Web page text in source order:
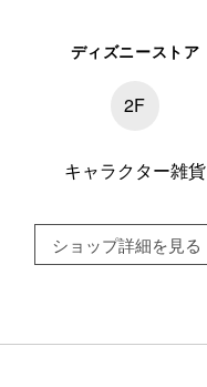
ディズニーストア
2F
キャラクター雑貨
ショップ詳細を見る